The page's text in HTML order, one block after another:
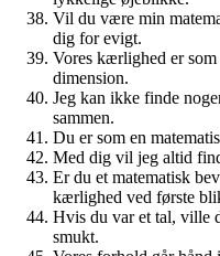
Vil du være min
dig for evigt.
Vores kærlighed er
dimension.
Jeg kan ikke finde
sammen.
Du er som en
Med dig vil jeg altid
Er du et matematisk
kærlighed ved første
Hvis du var et tal, ville
smukt.